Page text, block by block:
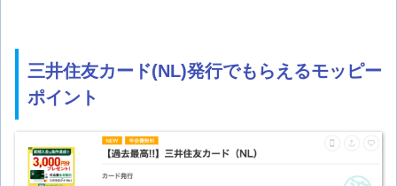
三井住友カード(NL)発行でもらえるモッピー
ポイント